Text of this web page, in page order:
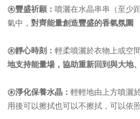
㊍豐盛祈願： 噴灑在水晶串串（至少
氣中 ， 對齊能量創造豐盛的香氣氛圍
㊍靜心時刻： 輕柔噴灑於衣物上或空
地支持能量場， 協助重新回到與大地
㊍淨化保養水晶： 輕輕地由上方噴灑
用後可以擦拭也可以不擦拭，可以依